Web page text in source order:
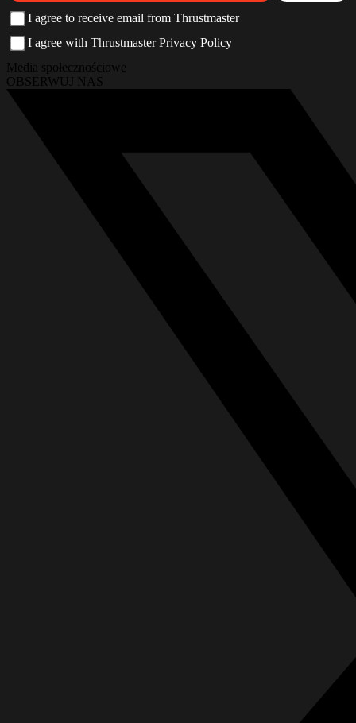
I agree to receive email from Thrustmaster
I agree with Thrustmaster Privacy Policy
Media społecznościowe
OBSERWUJ NAS